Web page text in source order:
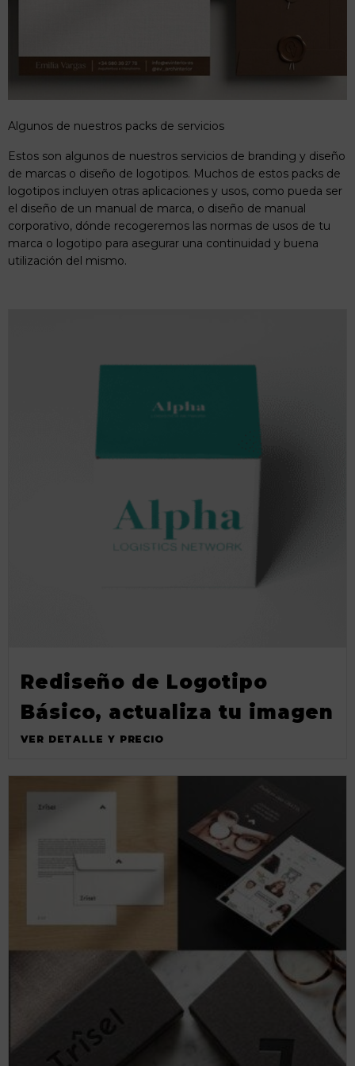
Algunos de nuestros packs de servicios
Estos son algunos de nuestros servicios de branding y diseño
de marcas o diseño de logotipos. Muchos de estos packs de
logotipos incluyen otras aplicaciones y usos, como pueda ser
el diseño de un manual de marca, o diseño de manual
corporativo, dónde recogeremos las normas de usos de tu
marca o logotipo para asegurar una continuidad y buena
utilización del mismo.
Rediseño de Logotipo
Básico, actualiza tu imagen
VER DETALLE Y PRECIO